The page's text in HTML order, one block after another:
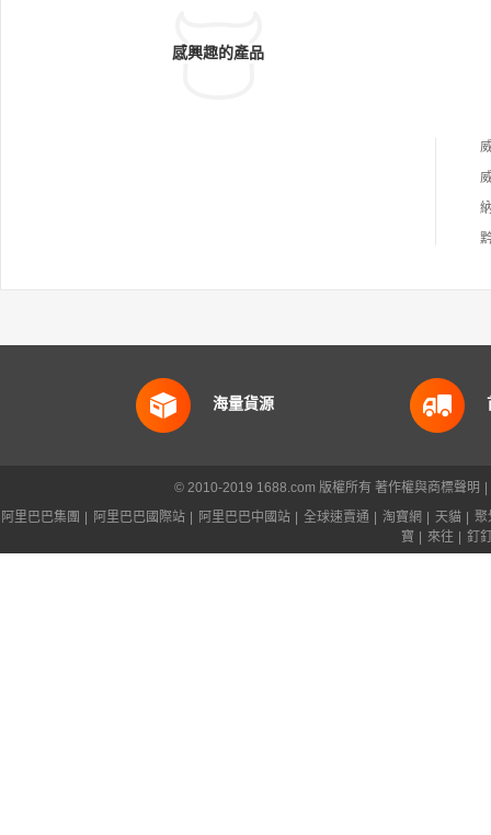
感興趣的產品
海量貨源
© 2010-2019 1688.com 版權所有 著作權與商標聲明
阿里巴巴集團
阿里巴巴國際站 阿里巴巴中國站 全球速賣通 淘寶網 天貓
聚
寶
來往 釘